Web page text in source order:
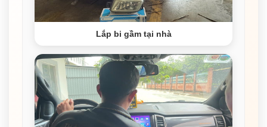
Lắp bi gầm tại nhà